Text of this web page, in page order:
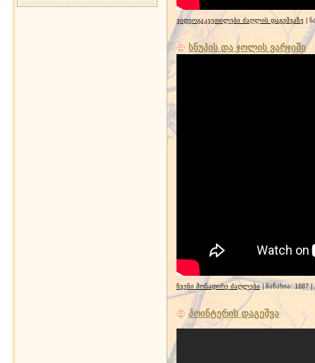
ვიდეოგაკვეთილები ძაღლის დაგეშვაზე |
სნუპის და ჯოლის ვარჯიში
ჩვენი მონადირე ძაღლები| ნანახია: 1687
პოინტერის დაგეშვა